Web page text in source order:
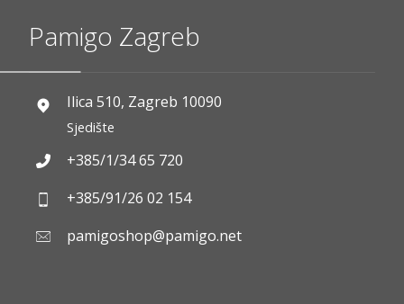
Pamigo Zagreb
Ilica 510, Zagreb 10090
Sjedište
+385/1/34 65 720
+385/91/26 02 154
pamigoshop@pamigo.net